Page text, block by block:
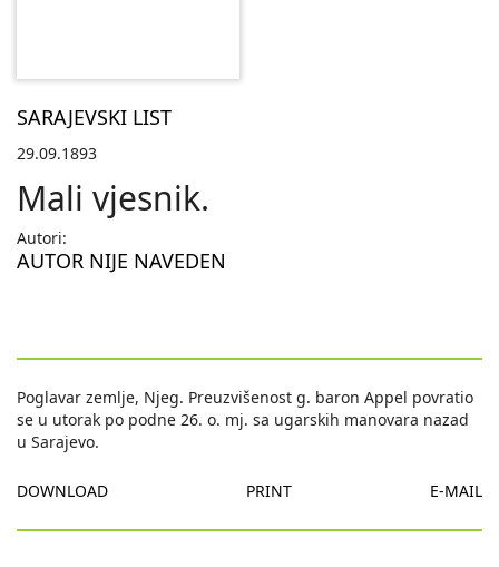
SARAJEVSKI LIST
29.09.1893
Mali vjesnik.
Autori:
AUTOR NIJE NAVEDEN
Poglavar zemlje, Njeg. Preuzvišenost g. baron Appel povratio
se u utorak po podne 26. o. mj. sa ugarskih manovara nazad
u Sarajevo.
DOWNLOAD PRINT E-MAIL